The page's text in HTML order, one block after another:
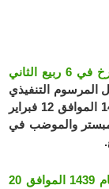
مرسوم تنفيذي رقم 17-362 مؤرخ في 6 ربيع الثاني
المرسوم التنفيذي
رقم 01-50 المؤرخ في 18 ذي القعدة عام 1421 الموافق 12 فبراير
المبستر والموضب في
قرار مؤرخ في أول ربيع الأول عام 1439 الموافق 20